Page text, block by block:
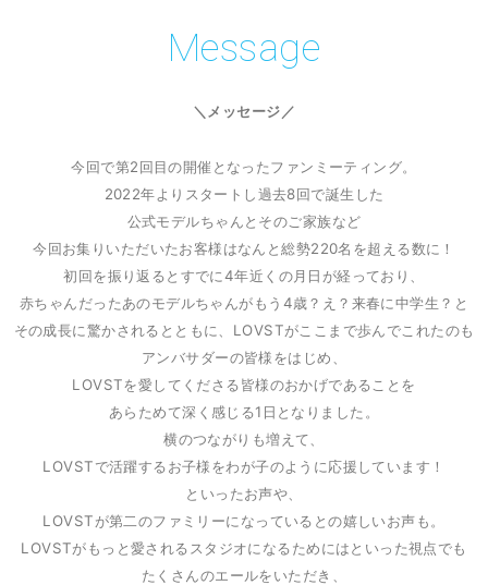
Message
＼メッセージ／
今回で第2回目の開催となったファンミーティング。
2022年よりスタートし過去8回で誕生した
公式モデルちゃんとそのご家族など
今回お集りいただいたお客様はなんと総勢220名を超える数に！
初回を振り返るとすでに4年近くの月日が経っており、
赤ちゃんだったあのモデルちゃんがもう4歳？え？来春に中学生？と
その成長に驚かされるとともに、LOVSTがここまで歩んでこれたのも
アンバサダーの皆様をはじめ、
LOVSTを愛してくださる皆様のおかげであることを
あらためて深く感じる1日となりました。
横のつながりも増えて、
LOVSTで活躍するお子様をわが子のように応援しています！
といったお声や、
LOVSTが第二のファミリーになっているとの嬉しいお声も。
LOVSTがもっと愛されるスタジオになるためにはといった視点でも
たくさんのエールをいただき、